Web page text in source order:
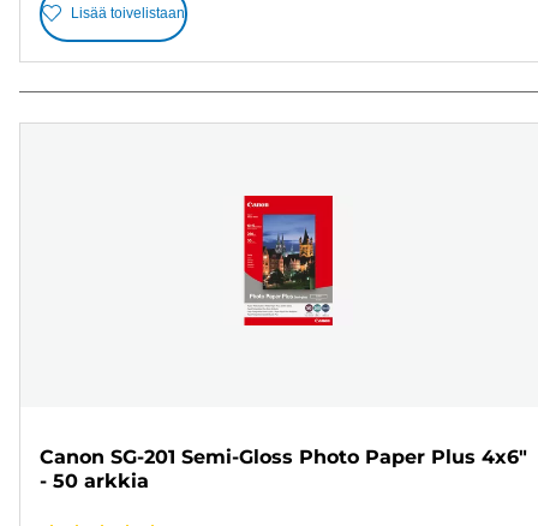
Lisää toivelistaan
Canon SG-201 Semi-Gloss Photo Paper Plus 4x6"
- 50 arkkia